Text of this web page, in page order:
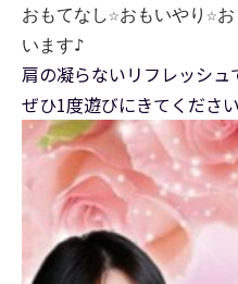
おもてなし☆おもいやり☆
います♪
肩の凝らないリフレッシ
ぜひ1度遊びにきてくだ